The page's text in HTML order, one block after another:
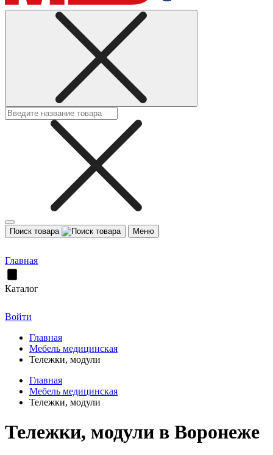
Поиск товара Меню
Главная
Каталог
Войти
Главная
Мебель медицинская
Тележки, модули
Главная
Мебель медицинская
Тележки, модули
Тележки, модули в Воронеже